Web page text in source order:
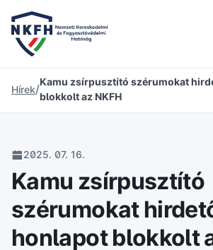
Hírek/
Kamu zsírpusztító szérumokat
blokkolt az NKFH
2025. 07. 16.
Kamu zsírpusztító
szérumokat
honlapot blokkolt